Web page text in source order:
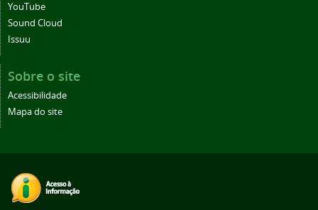
YouTube
Sound Cloud
Issuu
Sobre o site
Acessibilidade
Mapa do site